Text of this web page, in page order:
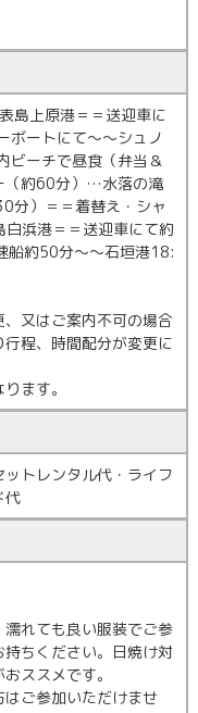
島上原港＝＝送迎車に
ートにて～～シュノ
ーチで昼食（弁当＆
（約60分）…水落の滝
分）＝＝着替え・シャ
浜港＝＝送迎車にて約
船約50分～～石垣港18:
又はご案内不可の場合
程、時間配分が変更に
ます。
トレンタル代・ライフ
代
れても良い服装でご参
ちください。日焼け対
ススメです。
はご参加いただけませ